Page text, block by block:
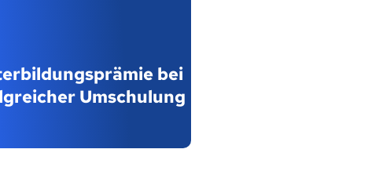
bei
Umschulung